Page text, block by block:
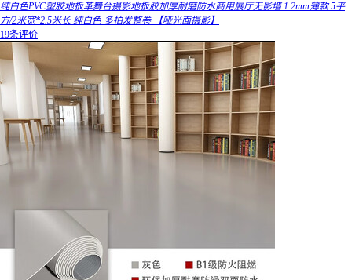
纯白色PVC塑胶地板革舞台摄影地板胶加厚耐磨防水商用展厅无影墙 1.2mm薄款 5平
方/2米宽*2.5米长 纯白色 多拍发整卷 【哑光面摄影】
19条评价